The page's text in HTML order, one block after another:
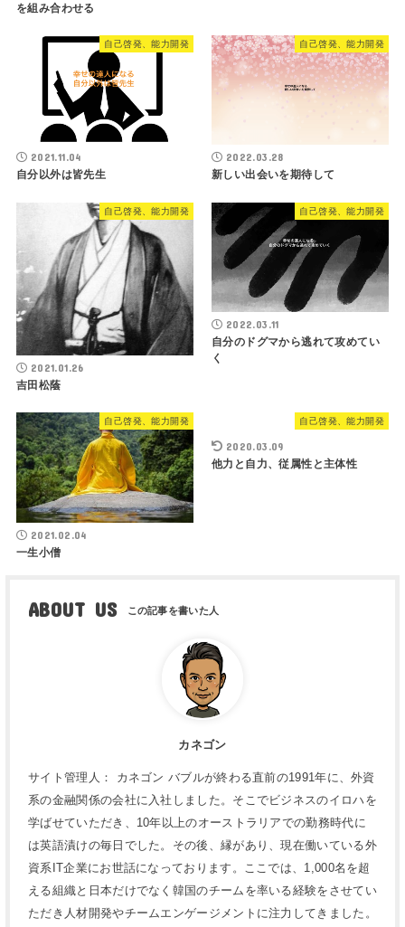
を組み合わせる
自己啓発、能力開発
2021.11.04
自分以外は皆先生
自己啓発、能力開発
2022.03.28
新しい出会いを期待して
自己啓発、能力開発
2021.01.26
吉田松蔭
自己啓発、能力開発
2022.03.11
自分のドグマから逃れて攻めてい
く
自己啓発、能力開発
2021.02.04
一生小僧
自己啓発、能力開発
2020.03.09
他力と自力、従属性と主体性
ABOUT US
カネゴン
サイト管理人： カネゴン バブルが終わる直前の1991年に、外資
系の金融関係の会社に入社しました。そこでビジネスのイロハを
学ばせていただき、10年以上のオーストラリアでの勤務時代に
は英語漬けの毎日でした。その後、縁があり、現在働いている外
資系IT企業にお世話になっております。ここでは、1,000名を超
える組織と日本だけでなく韓国のチームを率いる経験をさせてい
ただき人材開発やチームエンゲージメントに注力してきました。